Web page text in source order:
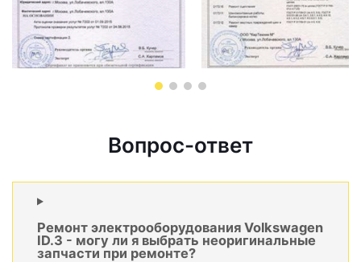
Вопрос-ответ
Ремонт электрооборудования Volkswagen
ID.3 - могу ли я выбрать неоригинальные
запчасти при ремонте?